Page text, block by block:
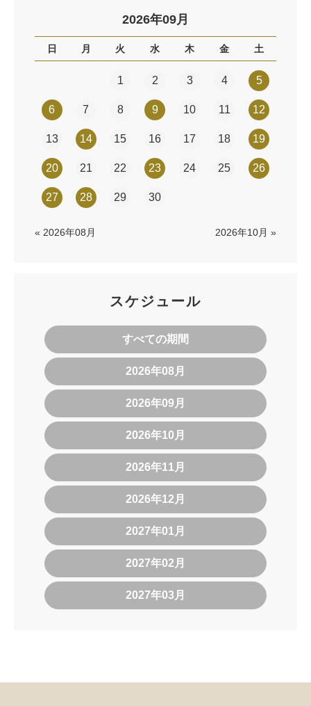
2026年09月
日 月 火 水 木 金 土
1 2 3 4 5
6 7 8 9 10 11 12
13 14 15 16 17 18 19
20 21 22 23 24 25 26
27 28 29 30
« 2026年08月 2026年10月 »
スケジュール
すべての期間
2026年08月
2026年09月
2026年10月
2026年11月
2026年12月
2027年01月
2027年02月
2027年03月